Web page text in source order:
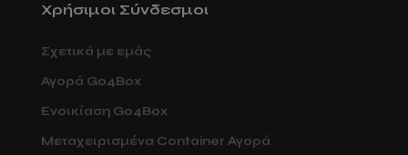
Χρήσιμοι Σύνδεσμοι
Σχετικά με εμάς
Αγορά Go4Box
Ενοικίαση Go4Box
Μεταχειρισμένα Container Αγορά